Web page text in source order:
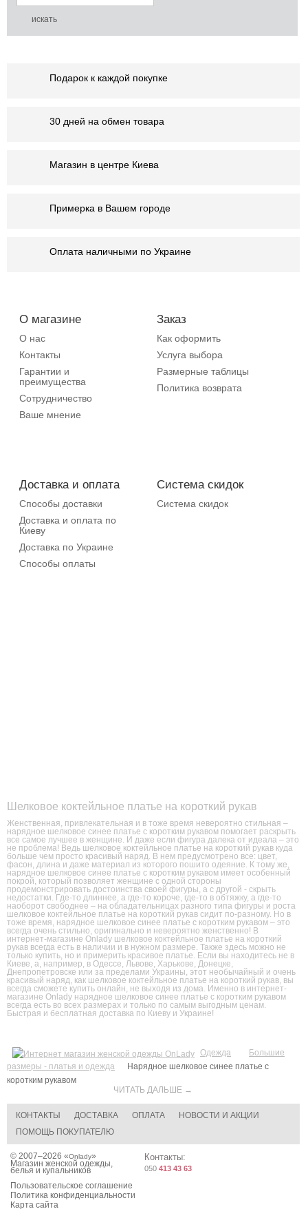
Шелковое коктейльное платье на короткий рукав
Женственная, привлекательная и в тоже время невероятно стильная –
нарядное шелковое синее платье с коротким рукавом помогает раскрыть
все самое лучшее в женщине. И даже если фигура далека от идеала – это
не проблема! Ведь шелковое коктейльное платье на короткий рукав куда
больше чем просто красивый наряд. В нем предусмотрено все: цвет,
фасон, длина и даже материал из которого пошито одеяние. К тому же,
нарядное шелковое синее платье с коротким рукавом имеет особенный
покрой, который позволяет женщине с одной стороны
продемонстрировать достоинства своей фигуры, а с другой - скрыть
недостатки. Где-то длиннее, а где-то короче, где-то в обтяжку, а где-то
наоборот свободнее – на обладательницах разного типа фигуры и роста
шелковое коктейльное платье на короткий рукав сидит по-разному. Но в
тоже время, нарядное шелковое синее платье с коротким рукавом – это
всегда очень стильно, оригинально и невероятно женственно! В
интернет-магазине Onlady шелковое коктейльное платье на короткий
рукав всегда есть в наличии и в нужном размере. Также здесь можно не
только купить, но и примерить красивое платье. Если вы находитесь не в
Киеве, а, например, в Одессе, Львове, Харькове, Донецке,
Днепропетровске или за пределами Украины, этот необычайный и очень
красивый наряд, как шелковое коктейльное платье на короткий рукав, вы
всегда сможете купить онлайн, не выходя из дома. Именно в интернет-
магазине Onlady нарядное шелковое синее платье с коротким рукавом
всегда есть во всех размерах и только по самым выгодным ценам.
Быстрая и бесплатная доставка по Киеву и Украине!
ЧИТАТЬ ДАЛЬШЕ →
Подарок к каждой покупке
30 дней на обмен товара
Магазин в центре Киева
Примерка в Вашем городе
Оплата наличными по Украине
О магазине
О нас
Контакты
Гарантии и
преимущества
Сотрудничество
Ваше мнение
Заказ
Как оформить
Услуга выбора
Размерные таблицы
Политика возврата
Доставка и оплата
Способы доставки
Доставка и оплата по
Киеву
Доставка по Украине
Способы оплаты
Система скидок
Система скидок
Одежда
Большие
размеры - платья и одежда
Нарядное шелковое синее платье с
коротким рукавом
КОНТАКТЫ ДОСТАВКА ОПЛАТА
НОВОСТИ И АКЦИИ
ПОМОЩЬ ПОКУПАТЕЛЮ
© 2007–2026 «Onlady»
Магазин женской одежды,
белья и купальников
Пользовательское соглашение
Политика конфиденциальности
Карта сайта
Контакты:
050 413 43 63